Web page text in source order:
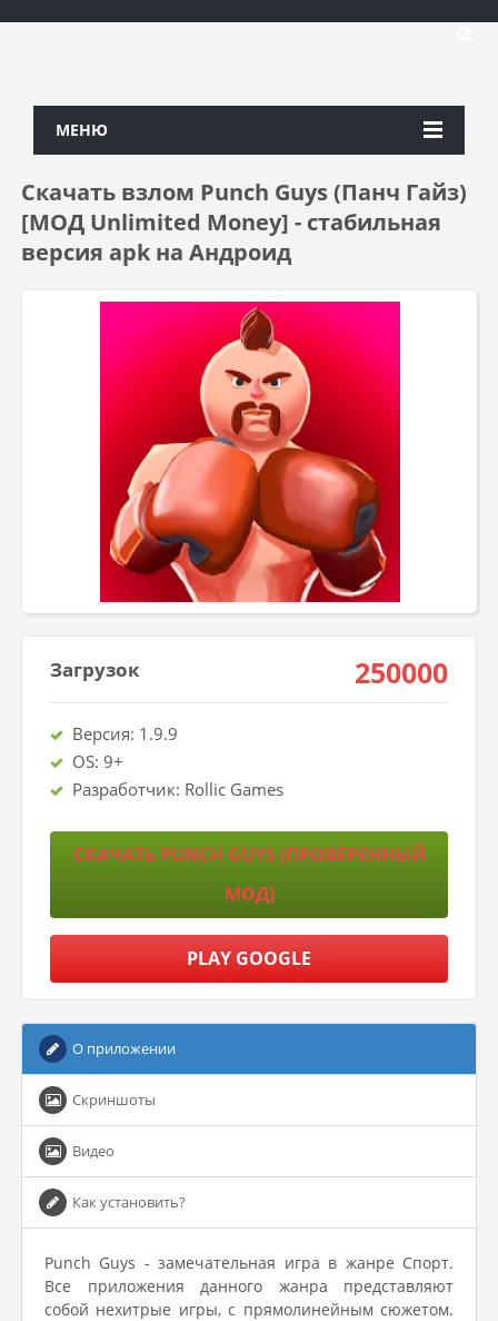
МЕНЮ
Скачать взлом Punch Guys (Панч Гайз)
[МОД Unlimited Money] - стабильная
версия apk на Андроид
Загрузок 250000
Версия: 1.9.9
OS: 9+
Разработчик: Rollic Games
СКАЧАТЬ PUNCH GUYS (ПРОВЕРЕННЫЙ
МОД)
PLAY GOOGLE
О приложении
Скриншоты
Видео
Как установить?
Punch Guys - замечательная игра в жанре Спорт.
Все приложения данного жанра представляют
собой нехитрые игры, с прямолинейным сюжетом.